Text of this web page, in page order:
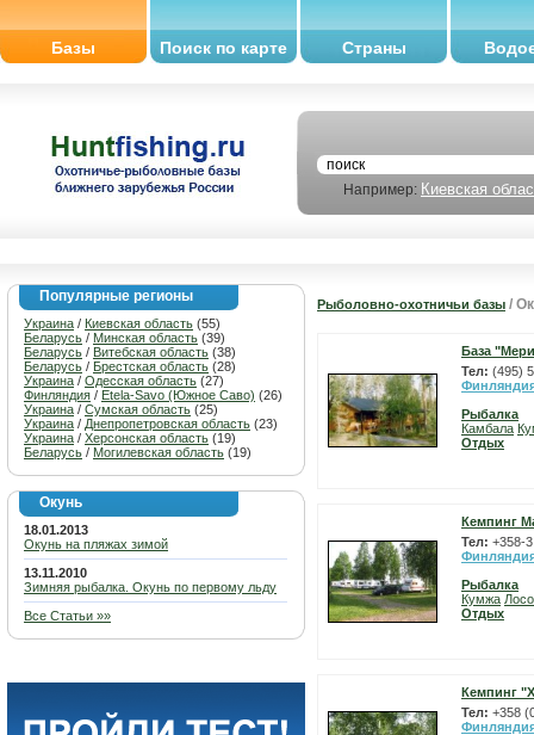
Базы Поиск по карте Страны
Например: Киевская
Популярные регионы
Украина / Киевская область (55)
Беларусь / Минская область (39)
Беларусь / Витебская область (38)
Беларусь / Брестская область (28)
Украина / Одесская область (27)
Финляндия / Etela-Savo (Южное Саво) (26)
Украина / Сумская область (25)
Украина / Днепропетровская область (23)
Украина / Херсонская область (19)
Беларусь / Могилевская область (19)
Окунь
18.01.2013
Окунь на пляжах зимой
13.11.2010
Зимняя рыбалка. Окунь по первому льду
Все Статьи »»
Рыболовно-охотничьи базы /
База
Тел: (495)
Рыбалка
Камбала
Отдых
Кемпинг
Тел: +358-
Рыбалка
Кумжа
Отдых
Кемпинг
Тел: +358